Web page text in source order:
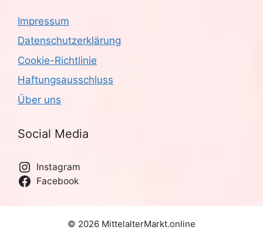
Impressum
Datenschutzerklärung
Cookie-Richtlinie
Haftungsausschluss
Über uns
Social Media
Instagram
Facebook
© 2026 MittelalterMarkt.online